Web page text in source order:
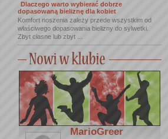
Dlaczego warto wybierać dobrze
dopasowaną bieliznę dla kobiet
Komfort noszenia zależy przede wszystkim od
właściwego dopasowania bielizny do sylwetki.
Zbyt ciasne lub zbyt ...
MarioGreer